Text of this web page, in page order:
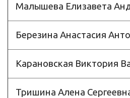
Малышева Елизавета
Березина Анастасия
Карановская Виктория
Тришина Алена